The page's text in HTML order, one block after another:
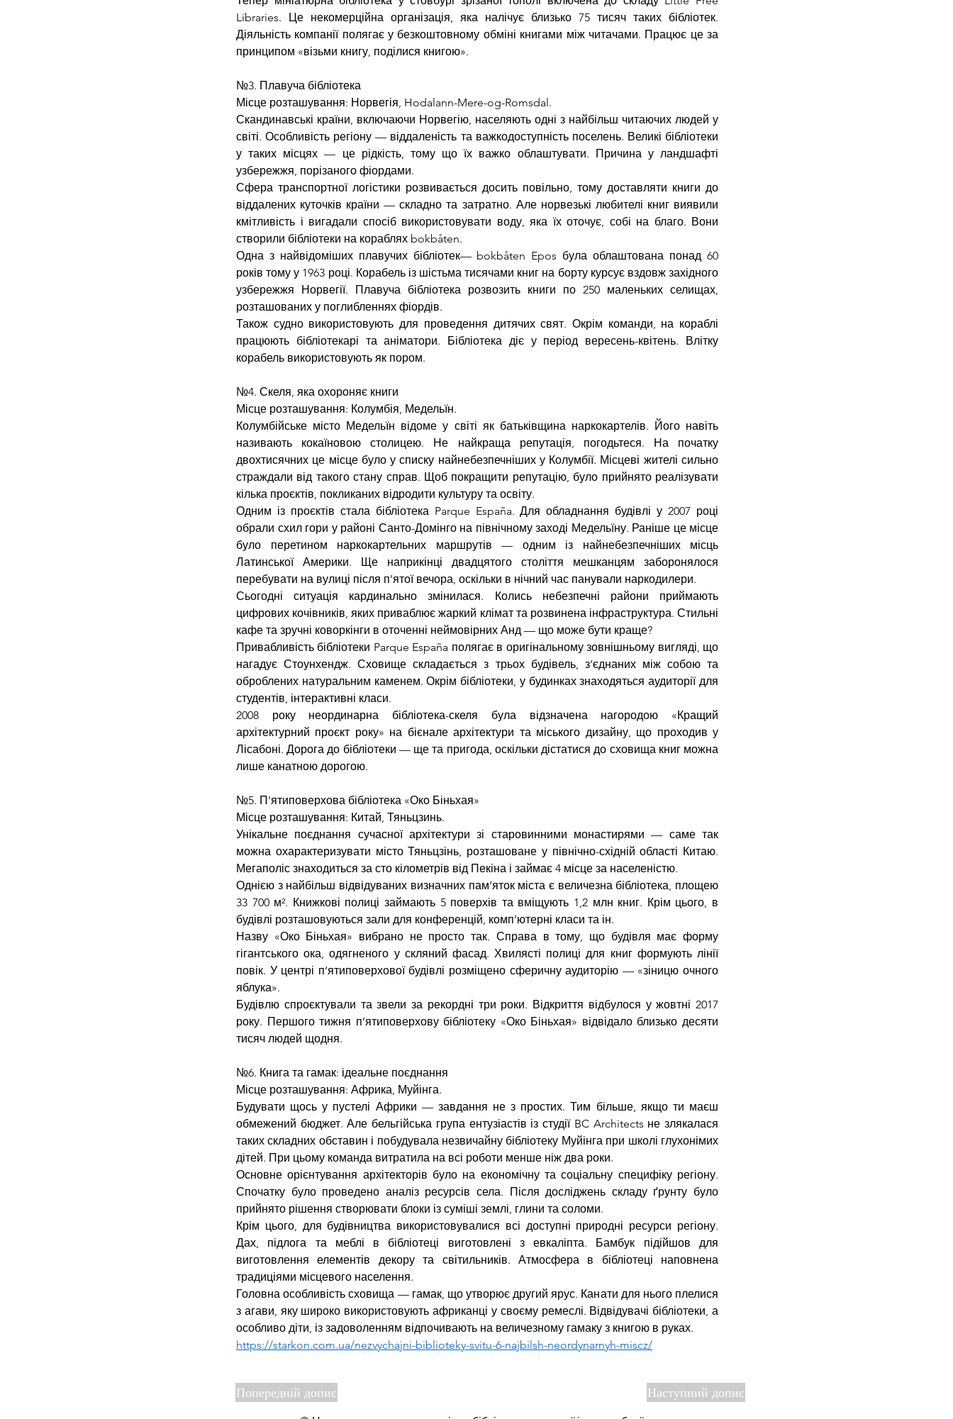
Libraries. Це некомерційна організація, яка налічує близько 75 тисяч таких бібліотек.
Діяльність компанії полягає у безкоштовному обміні книгами між читачами. Працює це за
принципом «візьми книгу, поділися книгою».
№3. Плавуча бібліотека
Місце розташування: Норвегія, Hodalann-Mere-og-Romsdal.
Скандинавські країни, включаючи Норвегію, населяють одні з найбільш читаючих людей у
світі. Особливість регіону — віддаленість та важкодоступність поселень. Великі бібліотеки
у таких місцях — це рідкість, тому що їх важко облаштувати. Причина у ландшафті
узбережжя, порізаного фіордами.
Сфера транспортної логістики розвивається досить повільно, тому доставляти книги до
віддалених куточків країни — складно та затратно. Але норвезькі любителі книг виявили
кмітливість і вигадали спосіб використовувати воду, яка їх оточує, собі на благо. Вони
створили бібліотеки на кораблях bokbåten.
Одна з найвідоміших плавучих бібліотек— bokbåten Epos була облаштована понад 60
років тому у 1963 році. Корабель із шістьма тисячами книг на борту курсує вздовж західного
узбережжя Норвегії. Плавуча бібліотека розвозить книги по 250 маленьких селищах,
розташованих у поглибленнях фіордів.
Також судно використовують для проведення дитячих свят. Окрім команди, на кораблі
працюють бібліотекарі та аніматори. Бібліотека діє у період вересень-квітень. Влітку
корабель використовують як пором.
№4. Скеля, яка охороняє книги
Місце розташування: Колумбія, Медельїн.
Колумбійське місто Медельїн відоме у світі як батьківщина наркокартелів. Його навіть
називають кокаїновою столицею. Не найкраща репутація, погодьтеся. На початку
двохтисячних це місце було у списку найнебезпечніших у Колумбії. Місцеві жителі сильно
страждали від такого стану справ. Щоб покращити репутацію, було прийнято реалізувати
кілька проєктів, покликаних відродити культуру та освіту.
Одним із проєктів стала бібліотека Parque España. Для обладнання будівлі у 2007 році
обрали схил гори у районі Санто-Домінго на північному заході Медельїну. Раніше це місце
було перетином наркокартельних маршрутів — одним із найнебезпечніших місць
Латинської Америки. Ще наприкінці двадцятого століття мешканцям заборонялося
перебувати на вулиці після п’ятої вечора, оскільки в нічний час панували наркодилери.
Сьогодні ситуація кардинально змінилася. Колись небезпечні райони приймають
цифрових кочівників, яких приваблює жаркий клімат та розвинена інфраструктура. Стильні
кафе та зручні коворкінги в оточенні неймовірних Анд — що може бути краще?
Привабливість бібліотеки Parque España полягає в оригінальному зовнішньому вигляді, що
нагадує Стоунхендж. Сховище складається з трьох будівель, з’єднаних між собою та
оброблених натуральним каменем. Окрім бібліотеки, у будинках знаходяться аудиторії для
студентів, інтерактивні класи.
2008 року неординарна бібліотека-скеля була відзначена нагородою «Кращий
архітектурний проєкт року» на бієнале архітектури та міського дизайну, що проходив у
Лісабоні. Дорога до бібліотеки — ще та пригода, оскільки дістатися до сховища книг можна
лише канатною дорогою.
№5. П’ятиповерхова бібліотека «Око Біньхая»
Місце розташування: Китай, Тяньцзинь.
Унікальне поєднання сучасної архітектури зі старовинними монастирями — саме так
можна охарактеризувати місто Тяньцзінь, розташоване у північно-східній області Китаю.
Мегаполіс знаходиться за сто кілометрів від Пекіна і займає 4 місце за населеністю.
Однією з найбільш відвідуваних визначних пам’яток міста є величезна бібліотека, площею
33 700 м². Книжкові полиці займають 5 поверхів та вміщують 1,2 млн книг. Крім цього, в
будівлі розташовуються зали для конференцій, комп’ютерні класи та ін.
Назву «Око Біньхая» вибрано не просто так. Справа в тому, що будівля має форму
гігантського ока, одягненого у скляний фасад. Хвилясті полиці для книг формують лінії
повік. У центрі п’ятиповерхової будівлі розміщено сферичну аудиторію — «зіницю очного
яблука».
Будівлю спроєктували та звели за рекордні три роки. Відкриття відбулося у жовтні 2017
року. Першого тижня п’ятиповерхову бібліотеку «Око Біньхая» відвідало близько десяти
тисяч людей щодня.
№6. Книга та гамак: ідеальне поєднання
Місце розташування: Африка, Муйінга.
Будувати щось у пустелі Африки — завдання не з простих. Тим більше, якщо ти маєш
обмежений бюджет. Але бельгійська група ентузіастів із студії BC Architects не злякалася
таких складних обставин і побудувала незвичайну бібліотеку Муйінга при школі глухонімих
дітей. При цьому команда витратила на всі роботи менше ніж два роки.
Основне орієнтування архітекторів було на економічну та соціальну специфіку регіону.
Спочатку було проведено аналіз ресурсів села. Після досліджень складу ґрунту було
прийнято рішення створювати блоки із суміші землі, глини та соломи.
Крім цього, для будівництва використовувалися всі доступні природні ресурси регіону.
Дах, підлога та меблі в бібліотеці виготовлені з евкаліпта. Бамбук підійшов для
виготовлення елементів декору та світильників. Атмосфера в бібліотеці наповнена
традиціями місцевого населення.
Головна особливість сховища — гамак, що утворює другий ярус. Канати для нього плелися
з агави, яку широко використовують африканці у своєму ремеслі. Відвідувачі бібліотеки, а
особливо діти, із задоволенням відпочивають на величезному гамаку з книгою в руках.
https://starkon.com.ua/nezvychajni-biblioteky-svitu-6-najbilsh-neordynarnyh-miscz/
Попередній допис Наступний допис